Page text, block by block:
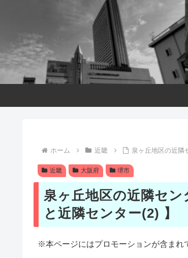
ホーム 近畿 泉ヶ丘地区の近隣
近畿 大阪府 堺市
泉ヶ丘地区の近隣セ
と近隣センター(2) 】
※本ページにはプロモーションが含まれ